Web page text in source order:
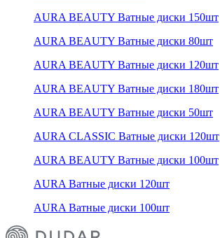
AURA BEAUTY Ватные диски 150шт
AURA BEAUTY Ватные диски 80шт
AURA BEAUTY Ватные диски 120шт
AURA BEAUTY Ватные диски 180шт
AURA BEAUTY Ватные диски 50шт
AURA CLASSIC Ватные диски 120шт
AURA BEAUTY Ватные диски 100шт
AURA Ватные диски 120шт
AURA Ватные диски 100шт